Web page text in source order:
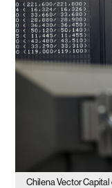
Chilena Vector Capital